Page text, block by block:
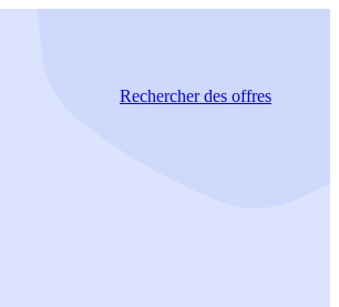
Rechercherdes offres